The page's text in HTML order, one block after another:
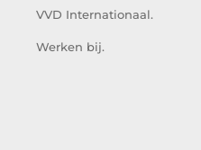
VVD Internationaal.
Werken bij.